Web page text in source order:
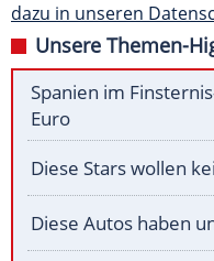
dazu in unseren
Unsere Themen-
Spanien im
Euro
Diese Stars wollen
Diese Autos haben